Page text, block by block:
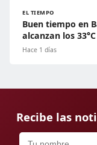
EL TIEMPO
Buen tiempo en
alcanzan los
Hace 1 días
Recibe las